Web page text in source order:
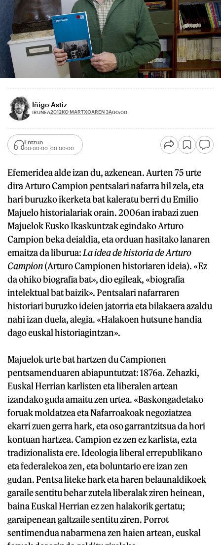
Iñigo Astiz
IRUÑEA2012KO MARTXOAREN 3A00:00
Entzun
00:00:00 00:00:00
Efemeridea alde izan du, azkenean. Aurten 75 urte
dira Arturo Campion pentsalari nafarra hil zela, eta
hari buruzko ikerketa bat kaleratu berri du Emilio
Majuelo historialariak orain. 2006an irabazi zuen
Majuelok Eusko Ikaskuntzak egindako Arturo
Campion beka deialdia, eta orduan hasitako lanaren
emaitza da liburua: La idea de historia de Arturo
Campion(Arturo Campionen historiaren ideia). «Ez
da ohiko biografia bat», dio egileak, «biografia
intelektual bat baizik». Pentsalari nafarraren
historiari buruzko ideien jatorria eta bilakaera azaldu
nahi izan duela, alegia. «Halakoen hutsune handia
dago euskal historiagintzan».
Majuelok urte bat hartzen du Campionen
pentsamenduaren abiapuntutzat: 1876a. Zehazki,
Euskal Herrian karlisten eta liberalen artean
izandako guda amaitu zen urtea. «Baskongadetako
foruak moldatzea eta Nafarroakoak negoziatzea
ekarri zuen gerra hark, eta oso garrantzitsua da hori
kontuan hartzea. Campion ez zen ez karlista, ezta
tradizionalista ere. Ideologia liberal errepublikano
eta federalekoa zen, eta boluntario ere izan zen
gudan. Pentsa liteke hark eta haren belaunaldikoek
garaile sentitu behar zutela liberalak ziren heinean,
baina Euskal Herrian ez zen halakorik gertatu;
garaipenean galtzaile sentitu ziren. Porrot
sentimendua nabarmena zen haien artean, euskal